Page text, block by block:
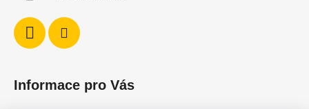
Informace pro Vás